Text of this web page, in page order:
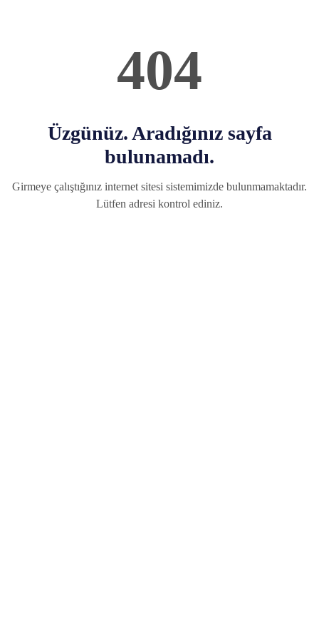
404
Üzgünüz. Aradığınız sayfa
bulunamadı.
Girmeye çalıştığınız internet sitesi sistemimizde bulunmamaktadır.
Lütfen adresi kontrol ediniz.